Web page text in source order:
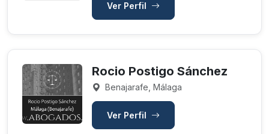
Ver Perfil
Rocio Postigo Sánchez
Benajarafe, Málaga
Ver Perfil